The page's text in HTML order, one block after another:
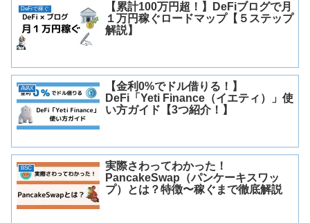
DeFiで稼ぐ
【累計100万円超！】DeFiブログで月
１万円稼ぐロードマップ【５ステップ
解説】
AVAX
【金利0%でドル借りる！】
DeFi「Yeti Finance（イエティ）」使
い方ガイド【3つ紹介！】
BSC
実際さわってわかった！
PancakeSwap（パンケーキスワッ
プ）とは？特徴〜稼ぐまで徹底解説